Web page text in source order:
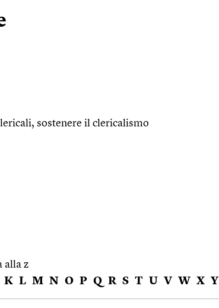
sostenere il clericalismo
alla z
K L M N O P Q R S T U V W X Y